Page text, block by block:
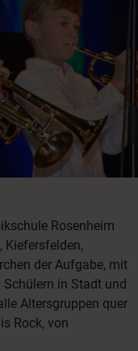
Rosenheim
Kiefersfelden,
der Aufgabe, mit
in Stadt und
Altersgruppen quer
Rock, von